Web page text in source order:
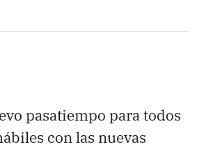
pasatiempo para todos
con las nuevas